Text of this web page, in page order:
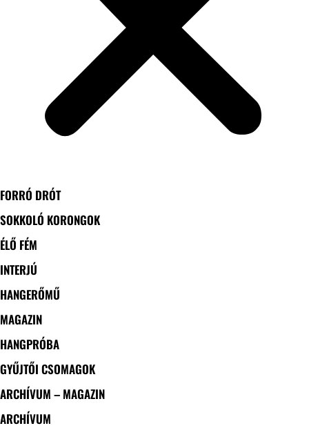
FORRÓ DRÓT
SOKKOLÓ KORONGOK
ÉLŐ FÉM
INTERJÚ
HANGERŐMŰ
MAGAZIN
HANGPRÓBA
GYŰJTŐI CSOMAGOK
ARCHÍVUM – MAGAZIN
ARCHÍVUM